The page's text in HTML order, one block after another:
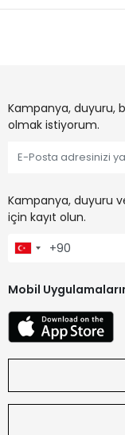
Kampanya, duyuru,
olmak istiyorum.
Kampanya, duyuru
için kayıt olun.
Mobil